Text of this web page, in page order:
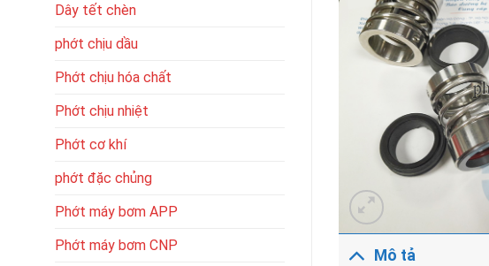
Dây tết chèn
phớt chịu dầu
Phớt chịu hóa chất
Phớt chịu nhiệt
Phớt cơ khí
phớt đặc chủng
Phớt máy bơm APP
Phớt máy bơm CNP
Mô tả